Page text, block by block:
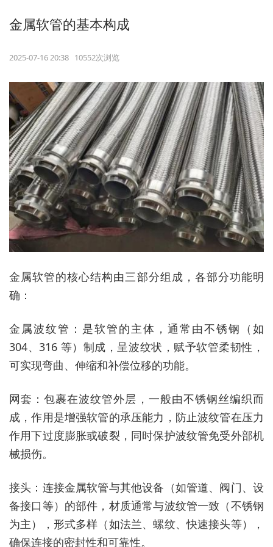
金属软管的基本构成
2025-07-16 20:38 10552次浏览
金属软管的核心结构由三部分组成，各部分功能明
确：
金属波纹管：是软管的主体，通常由不锈钢（如
304、316 等）制成，呈波纹状，赋予软管柔韧性，
可实现弯曲、伸缩和补偿位移的功能。
网套：包裹在波纹管外层，一般由不锈钢丝编织而
成，作用是增强软管的承压能力，防止波纹管在压力
作用下过度膨胀或破裂，同时保护波纹管免受外部机
械损伤。
接头：连接金属软管与其他设备（如管道、阀门、设
备接口等）的部件，材质通常与波纹管一致（不锈钢
为主），形式多样（如法兰、螺纹、快速接头等），
确保连接的密封性和可靠性。